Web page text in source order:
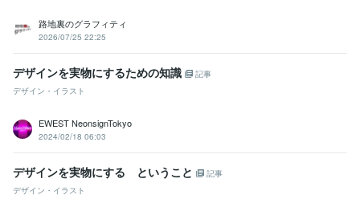
路地裏のグラフィティ
2026/07/25 22:25
デザインを実物にするための知識
記事
デザイン・イラスト
EWEST NeonsignTokyo
2024/02/18 06:03
デザインを実物にする ということ
記事
デザイン・イラスト